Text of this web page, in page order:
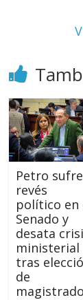
Petro sufre
revés
político en
Senado y
desata
ministerial
tras
de
magistrado